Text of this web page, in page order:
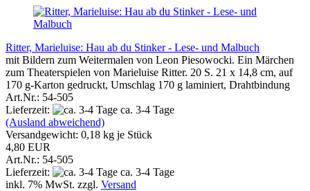
Ritter, Marieluise: Hau ab du Stinker - Lese- und Malbuch
mit Bildern zum Weitermalen von Leon Piesowocki. Ein Märchen
zum Theaterspielen von Marieluise Ritter. 20 S. 21 x 14,8 cm, auf
170 g-Karton gedruckt, Umschlag 170 g laminiert, Drahtbindung
Art.Nr.: 54-505
Lieferzeit:
ca. 3-4 Tage
(Ausland abweichend)
Versandgewicht: 0,18 kg je Stück
4,80 EUR
Art.Nr.: 54-505
Lieferzeit:
ca. 3-4 Tage
inkl. 7% MwSt. zzgl. Versand